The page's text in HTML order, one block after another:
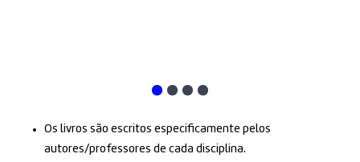
Os livros são escritos especificamente pelos
autores/professores de cada disciplina.